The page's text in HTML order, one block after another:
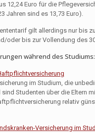
12,24 Euro für die
Jahren sind es 13,73 Euro).
gilt allerdings nur bis
oder bis zur Vollendung des
während des Studiums:
im Studium, die
sind Studenten über die Eltern
relativ
Versicherung im